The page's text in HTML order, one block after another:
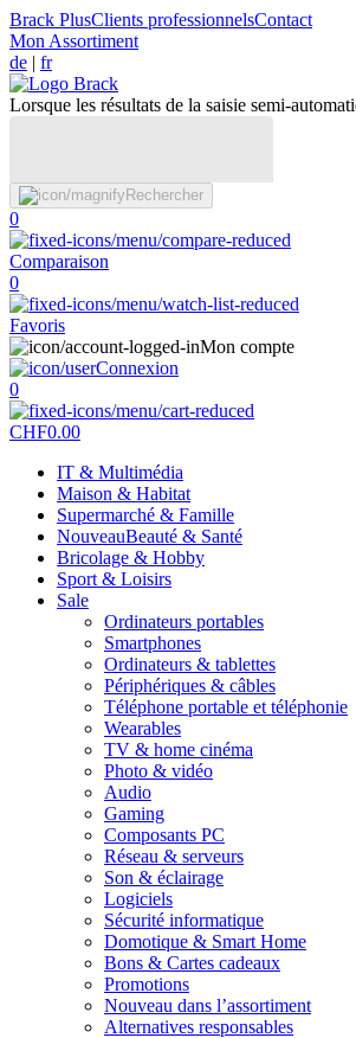
Brack PlusClients professionnelsContact
Mon Assortiment
de | fr
Lorsque les résultats de la saisie semi-
Rechercher
0
Comparaison
0
Favoris
Mon compte
Connexion
0
CHF0.00
IT & Multimédia
Maison & Habitat
Supermarché & Famille
NouveauBeauté & Santé
Bricolage & Hobby
Sport & Loisirs
Sale
Ordinateurs portables
Smartphones
Ordinateurs & tablettes
Périphériques & câbles
Téléphone portable et téléphonie
Wearables
TV & home cinéma
Photo & vidéo
Audio
Gaming
Composants PC
Réseau & serveurs
Son & éclairage
Logiciels
Sécurité informatique
Domotique & Smart Home
Bons & Cartes cadeaux
Promotions
Nouveau dans l’assortiment
Alternatives responsables